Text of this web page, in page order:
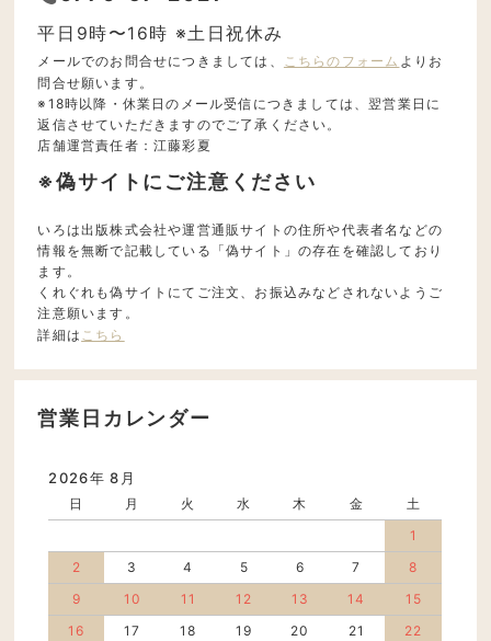
平日9時〜16時 ※土日祝休み
メールでのお問合せにつきましては、 こちらのフォーム よりお
問合せ願います。
※18時以降・休業日のメール受信につきましては、翌営業日に
返信させていただきますのでご了承ください。
店舗運営責任者：江藤彩夏
※偽サイトにご注意ください
いろは出版株式会社や運営通販サイトの住所や代表者名などの
情報を無断で記載している「偽サイト」の存在を確認しており
ます。
くれぐれも偽サイトにてご注文、お振込みなどされないようご
注意願います。
詳細は こちら
営業日カレンダー
2026年 8月
日 月 火 水 木 金
土
1
2
3 4 5 6 7
8
9
10 11 12 13 14
15
16
17 18 19 20 21
22